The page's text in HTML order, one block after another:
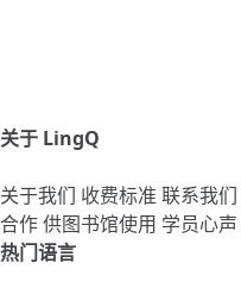
关于 LingQ
关于我们 收费标准 联系我们
合作供图书馆使用 学员心声
热门语言